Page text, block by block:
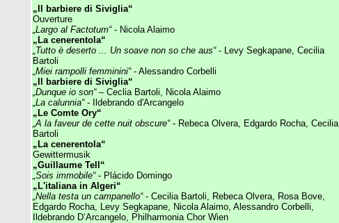
„Il barbiere di Siviglia“
Ouverture
„Largo al Factotum“- Nicola Alaimo
„La cenerentola“
„Tutto è deserto ... Un soave non so che aus“- Levy Segkapane, Cecilia
Bartoli
„Miei rampolli femminini“- Alessandro Corbelli
„Il barbiere di Siviglia“
„Dunque io son“– Ceclia Bartoli, Nicola Alaimo
„La calunnia“- Ildebrando d'Arcangelo
„Le Comte Ory“
„A la faveur de cette nuit obscure“- Rebeca Olvera, Edgardo Rocha, Cecilia
Bartoli
„La cenerentola“
Gewittermusik
„Guillaume Tell“
„Sois immobile“- Plácido Domingo
„L'italiana in Algeri“
„Nella testa un campanello“- Cecilia Bartoli, Rebeca Olvera, Rosa Bove,
Edgardo Rocha, Levy Segkapane, Nicola Alaimo, Alessandro Corbelli,
Ildebrando D’Arcangelo, Philharmonia Chor Wien